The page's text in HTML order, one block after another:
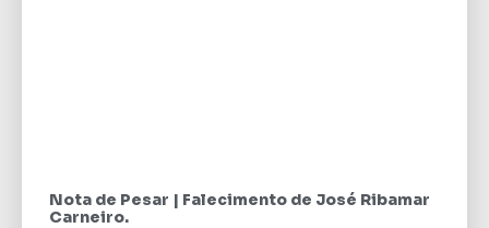
Nota de Pesar | Falecimento de José Ribamar
Carneiro.